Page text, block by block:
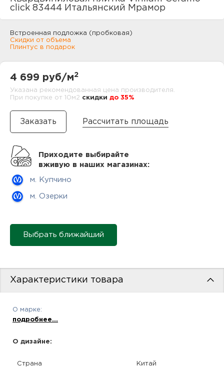
click 83444 Итальянский Мрамор
Встроенная подложка (пробковая)
Скидки от объема
Плинтус в подарок
4 699 руб/м2
Указана рекомендованная цена производителя.
При покупке от 10м2 cкидки до 35%
Рассчитать площадь
Приходите выбирайте
вживую в наших магазинах:
м. Купчино
м. Озерки
Выбрать ближайший
Характеристики товара
О марке:
подробнее...
О дизайне:
Страна Китай